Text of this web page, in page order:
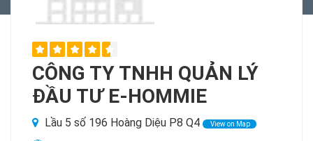
CÔNG TY TNHH QUẢN LÝ
ĐẦU TƯ E-HOMMIE
Lầu 5 số 196 Hoàng Diệu P8 Q4 View on Map